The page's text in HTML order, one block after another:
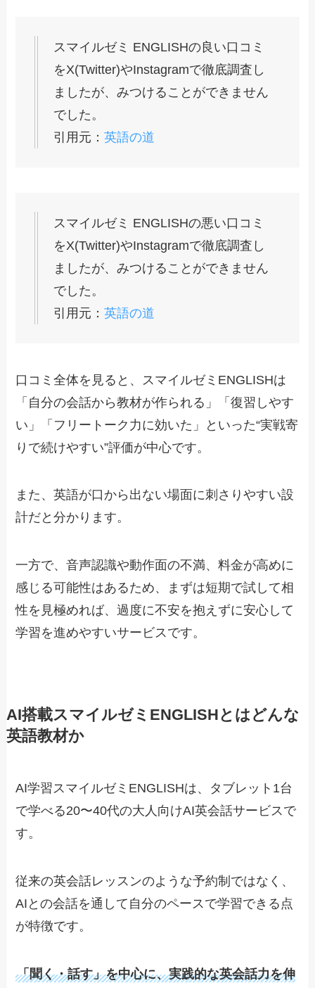
スマイルゼミ ENGLISHの良い口コミ
をX(Twitter)やInstagramで徹底調査し
ましたが、みつけることができません
でした。
引用元：英語の道
スマイルゼミ ENGLISHの悪い口コミ
をX(Twitter)やInstagramで徹底調査し
ましたが、みつけることができません
でした。
引用元：英語の道
口コミ全体を見ると、スマイルゼミENGLISHは
「自分の会話から教材が作られる」「復習しやす
い」「フリートーク力に効いた」といった“実戦寄
りで続けやすい”評価が中心です。
また、英語が口から出ない場面に刺さりやすい設
計だと分かります。
一方で、音声認識や動作面の不満、料金が高めに
感じる可能性はあるため、まずは短期で試して相
性を見極めれば、過度に不安を抱えずに安心して
学習を進めやすいサービスです。
AI搭載スマイルゼミENGLISHとはどんな
英語教材か
AI学習スマイルゼミENGLISHは、タブレット1台
で学べる20〜40代の大人向けAI英会話サービスで
す。
従来の英会話レッスンのような予約制ではなく、
AIとの会話を通して自分のペースで学習できる点
が特徴です。
「聞く・話す」を中心に、実践的な英会話力を伸